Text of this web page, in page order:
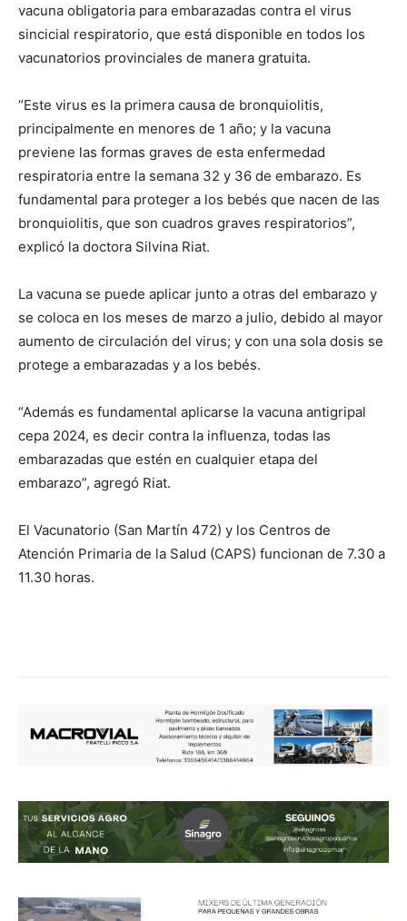
vacuna obligatoria para embarazadas contra el virus
sincicial respiratorio, que está disponible en todos los
vacunatorios provinciales de manera gratuita.
“Este virus es la primera causa de bronquiolitis,
principalmente en menores de 1 año; y la vacuna
previene las formas graves de esta enfermedad
respiratoria entre la semana 32 y 36 de embarazo. Es
fundamental para proteger a los bebés que nacen de las
bronquiolitis, que son cuadros graves respiratorios”,
explicó la doctora Silvina Riat.
La vacuna se puede aplicar junto a otras del embarazo y
se coloca en los meses de marzo a julio, debido al mayor
aumento de circulación del virus; y con una sola dosis se
protege a embarazadas y a los bebés.
“Además es fundamental aplicarse la vacuna antigripal
cepa 2024, es decir contra la influenza, todas las
embarazadas que estén en cualquier etapa del
embarazo”, agregó Riat.
El Vacunatorio (San Martín 472) y los Centros de
Atención Primaria de la Salud (CAPS) funcionan de 7.30 a
11.30 horas.